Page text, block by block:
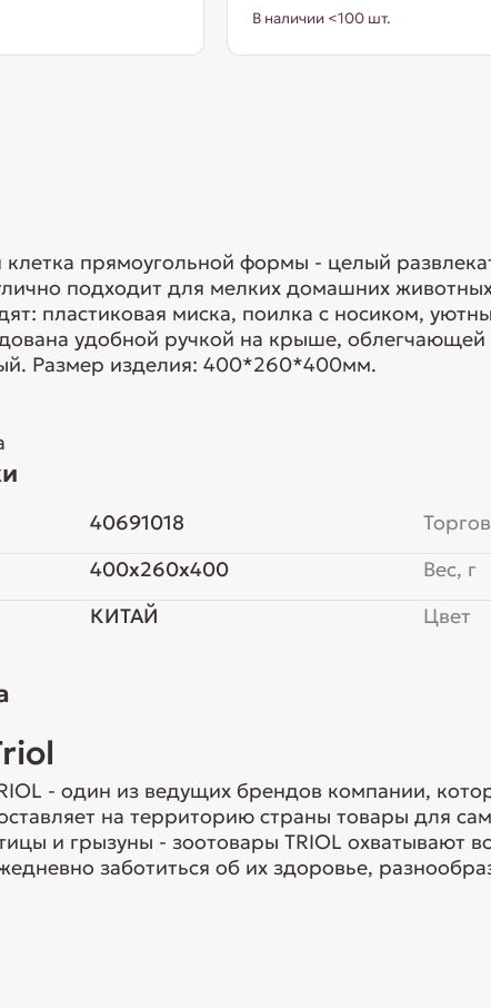
В наличии <100 шт.
клетка прямоугольной формы - целый
подходит для мелких домашних
пластиковая миска, поилка с носиком,
удобной ручкой на крыше,
Размер изделия: 400*260*400мм.
40691018
400x260x400
КИТАЙ
Вес, г
Цвет
- один из ведущих брендов компании,
на территорию страны товары для
и грызуны - зоотовары TRIOL охватывают
заботиться об их здоровье,